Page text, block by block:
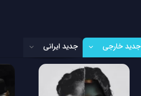
جدید خارجی جدید ایرانی